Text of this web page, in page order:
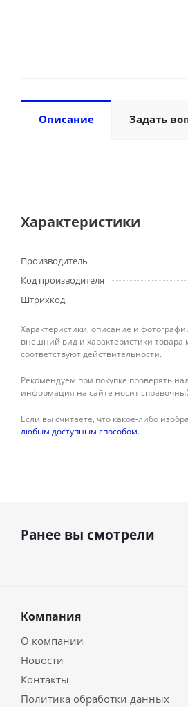
Описание Задать
Характеристики
Производитель
Код производителя
Штрихкод
Характеристики, описание и
внешний вид и характеристики
соответствуют действительности.
Рекомендуем при покупке проверять
информация на сайте носит
Если вы считаете, что какое-либо
любым доступным способом.
Ранее вы смотрели
Компания
О компании
Новости
Контакты
Политика обработки данных